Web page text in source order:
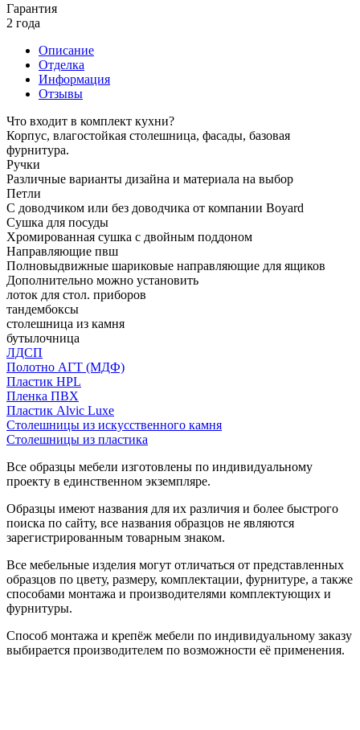
Гарантия
2 года
Описание
Отделка
Информация
Отзывы
Что входит в комплект кухни?
Корпус, влагостойкая столешница, фасады, базовая
фурнитура.
Ручки
Различные варианты дизайна и материала на выбор
Петли
С доводчиком или без доводчика от компании Boyard
Сушка для посуды
Хромированная сушка с двойным поддоном
Направляющие пвш
Полновыдвижные шариковые направляющие для ящиков
Дополнительно можно установить
лоток для стол. приборов
тандембоксы
столешница из камня
бутылочница
ЛДСП
Полотно АГТ (МДФ)
Пластик HPL
Пленка ПВХ
Пластик Alvic Luxe
Столешницы из искусственного камня
Столешницы из пластика
Все образцы мебели изготовлены по индивидуальному
проекту в единственном экземпляре.
Образцы имеют названия для их различия и более быстрого
поиска по сайту, все названия образцов не являются
зарегистрированным товарным знаком.
Все мебельные изделия могут отличаться от представленных
образцов по цвету, размеру, комплектации, фурнитуре, а также
способами монтажа и производителями комплектующих и
фурнитуры.
Способ монтажа и крепёж мебели по индивидуальному заказу
выбирается производителем по возможности её применения.